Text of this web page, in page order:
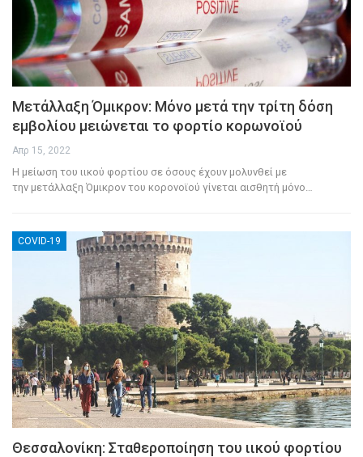
Μετάλλαξη Όμικρον: Μόνο μετά την τρίτη δόση
εμβολίου μειώνεται το φορτίο κορωνοϊού
Απρ 15, 2022
Η μείωση του ιικού φορτίου σε όσους έχουν μολυνθεί με
την μετάλλαξη Όμικρον του κορονοϊού γίνεται αισθητή μόνο…
COVID-19
Θεσσαλονίκη: Σταθεροποίηση του ιικού φορτίου